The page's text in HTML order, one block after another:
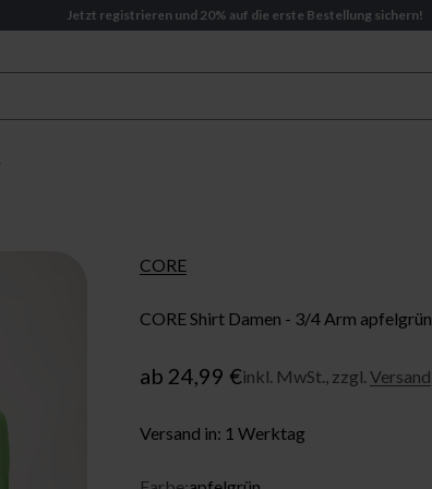
Jetzt registrieren und 20% auf die erste Bestellung sichern!
CORE
CORE Shirt Damen - 3/4 Arm apfelgrün
Angebot
ab 24,99 €inkl. MwSt., zzgl. Versand
Versand in: 1 Werktag